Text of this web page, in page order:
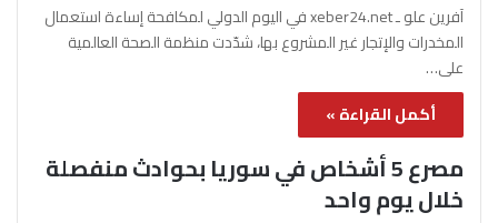
آفرين علو ـ xeber24.net في اليوم الدولي لمكافحة إساءة استعمال
المخدرات والإتجار غير المشروع بها، شدّدت منظمة الصحة العالمية
على…
أكمل القراءة »
مصرع 5 أشخاص في سوريا بحوادث منفصلة
خلال يوم واحد